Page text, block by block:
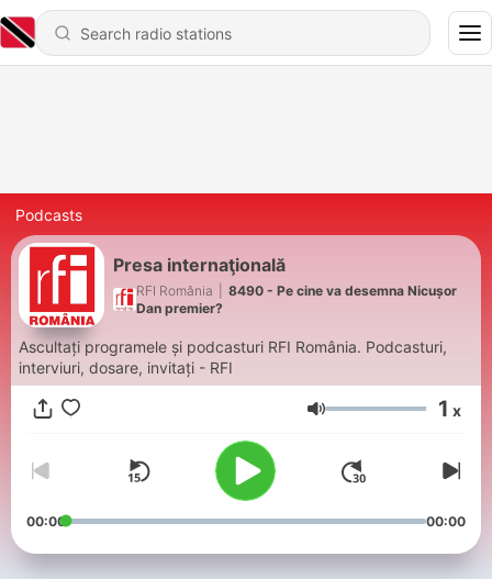
Podcasts
Presa internaţională
RFI România
8490 - Pe cine va desemna Nicușor
Dan premier?
Ascultați programele și podcasturi RFI România. Podcasturi,
interviuri, dosare, invitați - RFI
Volume 1 x
00:00 00:00